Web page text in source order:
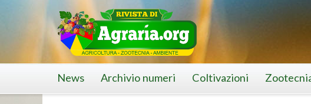
News Archivio numeri Coltivazioni